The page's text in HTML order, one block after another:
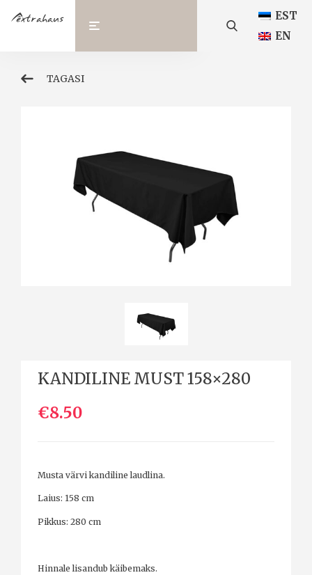
EST
EN
TAGASI
KANDILINE MUST 158×280
€8.50
Musta värvi kandiline laudlina.
Laius: 158 cm
Pikkus: 280 cm
Hinnale lisandub käibemaks.